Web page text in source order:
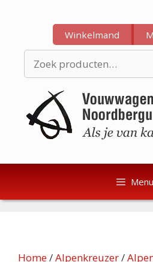
inhoud
inhoud
Winkelmand
naar:
Menu
Home/Alpenkreuzer/